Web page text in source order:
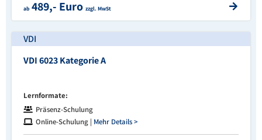
ab 489,- Euro zzgl. MwSt
VDI
VDI 6023 Kategorie A
Lernformate:
Präsenz-Schulung
Online-Schulung | Mehr Details >